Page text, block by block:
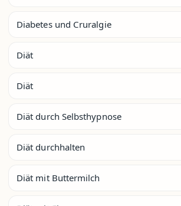
Diabetes und Cruralgie
Diät
Diät
Diät durch Selbsthypnose
Diät durchhalten
Diät mit Buttermilch